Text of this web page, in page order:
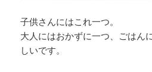
子供さんにはこれ一つ。
大人にはおかずに一つ、ごはん
しいです。